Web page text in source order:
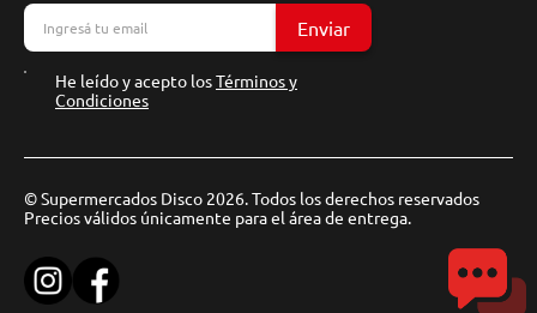
Enviar
He leído y acepto losTérminos y
Condiciones
© Supermercados Disco 2026. Todos los derechos reservados
Precios válidos únicamente para el área de entrega.